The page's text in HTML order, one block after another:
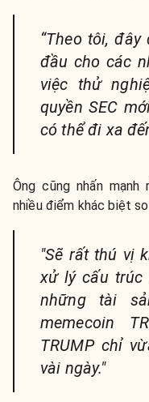
“Theo tôi,
đầu cho các
việc thử
quyền SEC
có thể đi xa
Ông cũng nhấn
nhiều điểm khác biệt
"Sẽ rất thú vị
xử lý cấu trúc
những tài
memecoin
TRUMP chỉ
vài ngày."